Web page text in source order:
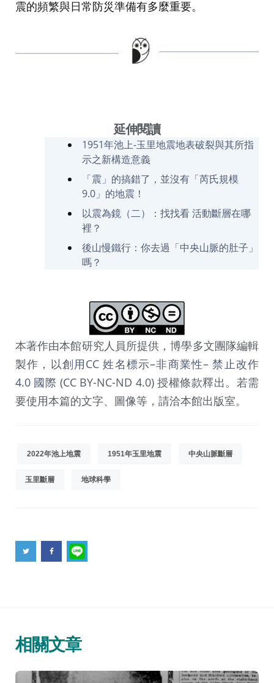
震的頻繁與日常防災準備有多麼重要。
延伸閱讀
1951年池上-玉里地震地表破裂與其所指
示之新構造意義
「震」的搞錯了，並沒有「芮氏規模
9.0」的地震！
以震為鏡（二）：找找看 活動斷層在哪
裡？
後山慢鐵行：你去過「中央山脈的肚子」
嗎？
本著作由本館研究人員所提供，博學多文團隊編輯
製作，以創用CC 姓名標示–非商業性– 禁止改作
4.0 國際 (CC BY-NC-ND 4.0) 授權條款釋出。若需
要使用本篇的文字、圖像等，請洽本館出版室。
2022年池上地震 1951年玉里地震 中央山脈斷層
玉里斷層 地球科學
相關文章